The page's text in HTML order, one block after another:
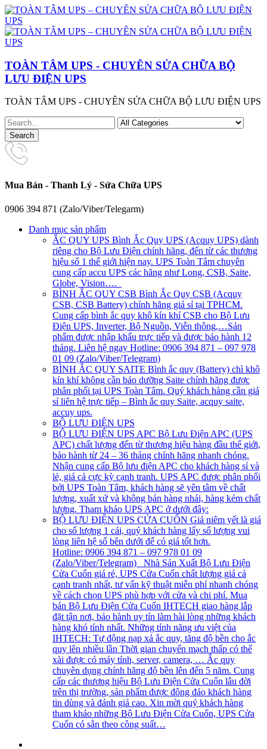
TOÀN TÂM UPS - CHUYÊN SỬA CHỮA BỘ
LƯU ĐIỆN UPS
TOÀN TÂM UPS - CHUYÊN SỬA CHỮA BỘ LƯU ĐIỆN UPS
Mua Bán - Thanh Lý - Sửa Chữa UPS
0906 394 871 (Zalo/Viber/Telegarm)
Danh mục sản phẩm
ẮC QUY UPS Bình Ắc Quy UPS (Acquy UPS) dành
riêng cho Bộ Lưu Điện chính hãng, đến từ các thương
hiệu số 1 thế giới hiện nay. UPS Toàn Tâm chuyên
cung cấp accu UPS các hãng như Long, CSB, Saite,
Globe, Vision….
BÌNH ẮC QUY CSB Bình Ắc Quy CSB (Acquy
CSB, CSB Battery) chính hãng giá sỉ tại TPHCM.
Cung cấp bình ắc quy khô kín khí CSB cho Bộ Lưu
Điện UPS, Inverter, Bộ Nguồn, Viễn thông,…Sản
phẩm được nhập khẩu trực tiếp và được bảo hành 12
tháng. Liên hệ ngay Hotline: 0906 394 871 – 097 978
01 09 (Zalo/Viber/Telegram)
BÌNH ẮC QUY SAITE Bình ắc quy (Battery) chì khô
kín khí không cần bảo dưỡng Saite chính hãng được
phân phối tại UPS Toàn Tâm. Quý khách hàng cần giá
sỉ liên hệ trực tiếp – Bình ắc quy Saite, acquy saite,
accuy ups.
BỘ LƯU ĐIỆN UPS
BỘ LƯU ĐIỆN UPS APC Bộ Lưu Điện APC (UPS
APC) chất lượng đến từ thương hiệu hàng đầu thế giới,
bảo hành từ 24 – 36 tháng chính hãng nhanh chóng.
Nhận cung cấp Bộ lưu điện APC cho khách hàng sỉ và
lẻ, giá cả cực kỳ cạnh tranh. UPS APC được phân phối
bởi UPS Toàn Tâm, khách hàng sẽ yên tâm về chất
lượng, xuất xứ và không bán hàng nhái, hàng kém chất
lượng. Tham khảo UPS APC ở dưới đây:
BỘ LƯU ĐIỆN UPS CỬA CUỐN Giá niêm yết là giá
cho số lượng 1 cái, quý khách hàng lấy số lượng vui
lòng liên hệ số bên dưới để có giá tốt hơn.
Hotline: 0906 394 871 – 097 978 01 09
(Zalo/Viber/Telegram) Nhà Sản Xuất Bộ Lưu Điện
Cửa Cuốn giá rẻ, UPS Cửa Cuốn chất lượng giá cả
cạnh tranh nhất, tư vấn kỹ thuật miễn phí nhanh chóng
về cách chọn UPS phù hợp với cửa và chi phí. Mua
bán Bộ Lưu Điện Cửa Cuốn IHTECH giao hàng lắp
đặt tận nơi, bảo hành uy tín làm hài lòng những khách
hàng khó tính nhất. Những tính năng ưu việt của
IHTECH: Tự động nạp xả ắc quy, tăng độ bền cho ắc
quy lên nhiều lần Thời gian chuyển mạch thấp có thể
xài được có máy tính, server, camera, … Ắc quy
chuyên dụng chính hãng độ bền lên đến 5 năm. Cung
cấp các thương hiệu Bộ Lưu Điện Cửa Cuốn lâu đời
trên thị trường, sản phẩm được đông đảo khách hàng
tin dùng và đánh giá cao. Xin mời quý khách hàng
tham khảo những Bộ Lưu Điện Cửa Cuốn, UPS Cửa
Cuốn có sẵn theo công suất…